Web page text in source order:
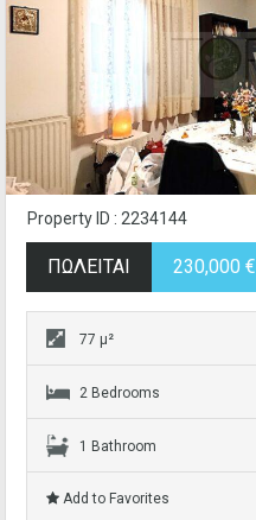
Property ID : 2234144
ΠΩΛΕΙΤΑΙ 230,000 €
77 μ²
2 Bedrooms
1 Bathroom
Add to Favorites